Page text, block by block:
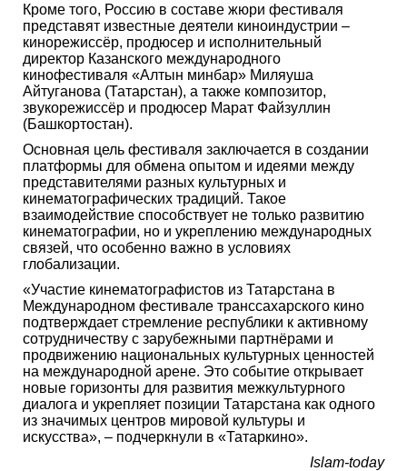
Кроме того, Россию в составе жюри фестиваля
представят известные деятели киноиндустрии –
кинорежиссёр, продюсер и исполнительный
директор Казанского международного
кинофестиваля «Алтын минбар» Миляуша
Айтуганова (Татарстан), а также композитор,
звукорежиссёр и продюсер Марат Файзуллин
(Башкортостан).
Основная цель фестиваля заключается в создании
платформы для обмена опытом и идеями между
представителями разных культурных и
кинематографических традиций. Такое
взаимодействие способствует не только развитию
кинематографии, но и укреплению международных
связей, что особенно важно в условиях
глобализации.
«Участие кинематографистов из Татарстана в
Международном фестивале транссахарского кино
подтверждает стремление республики к активному
сотрудничеству с зарубежными партнёрами и
продвижению национальных культурных ценностей
на международной арене. Это событие открывает
новые горизонты для развития межкультурного
диалога и укрепляет позиции Татарстана как одного
из значимых центров мировой культуры и
искусства», – подчеркнули в «Татаркино».
Islam-today